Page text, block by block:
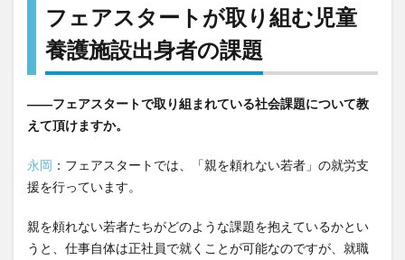
ター
トが
取り
組む
養護
施設
者の
課題
「課
題」
フェアスタートが取り組む児童
養護施設出身者の課題
――フェアスタートで取り組まれている社会課題について教
えて頂けますか。
永岡 ：フェアスタートでは、「親を頼れない若者」の就労支
援を行っています。
親を頼れない若者たちがどのような課題を抱えているかとい
うと、仕事自体は正社員で就くことが可能なのですが、就職